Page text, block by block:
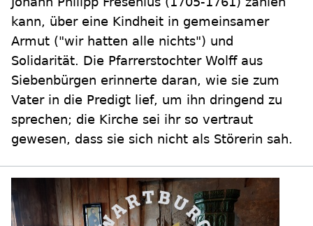
kann, über eine Kindheit in gemeinsamer
Armut ("wir hatten alle nichts") und
Solidarität. Die Pfarrerstochter Wolff aus
Siebenbürgen erinnerte daran, wie sie zum
Vater in die Predigt lief, um ihn dringend zu
sprechen; die Kirche sei ihr so vertraut
gewesen, dass sie sich nicht als Störerin sah.